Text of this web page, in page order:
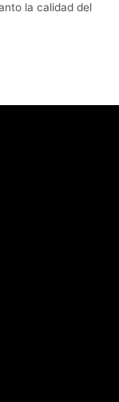
la calidad del